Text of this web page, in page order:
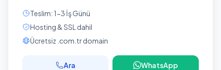
Teslim: 1-3 İş Günü
Hosting & SSL dahil
Ücretsiz .com.tr domain
Ara WhatsApp